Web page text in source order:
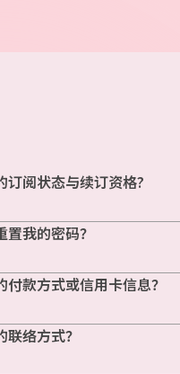
订阅状态与续订资格?
我的密码？
付款方式或信用卡信息？
络方式？